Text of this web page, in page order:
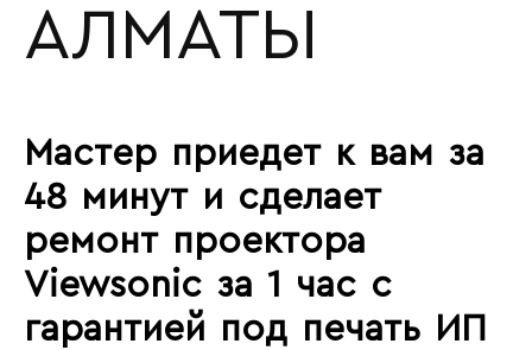
АЛМАТЫ
Мастер приедет к вам за
48 минут и сделает
ремонт проектора
Viewsonic за 1 час с
гарантией под печать ИП